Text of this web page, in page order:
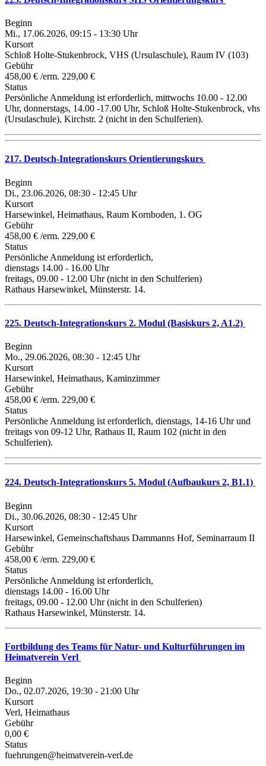
Beginn
Mi., 17.06.2026, 09:15 - 13:30 Uhr
Kursort
Schloß Holte-Stukenbrock, VHS (Ursulaschule), Raum IV (103)
Gebühr
458,00 € /erm. 229,00 €
Status
Persönliche Anmeldung ist erforderlich, mittwochs 10.00 - 12.00
Uhr, donnerstags, 14.00 -17.00 Uhr, Schloß Holte-Stukenbrock, vhs
(Ursulaschule), Kirchstr. 2 (nicht in den Schulferien).
217. Deutsch-Integrationskurs Orientierungskurs
Beginn
Di., 23.06.2026, 08:30 - 12:45 Uhr
Kursort
Harsewinkel, Heimathaus, Raum Kornboden, 1. OG
Gebühr
458,00 € /erm. 229,00 €
Status
Persönliche Anmeldung ist erforderlich,
dienstags 14.00 - 16.00 Uhr
freitags, 09.00 - 12.00 Uhr (nicht in den Schulferien)
Rathaus Harsewinkel, Münsterstr. 14.
225. Deutsch-Integrationskurs 2. Modul (Basiskurs 2, A1.2)
Beginn
Mo., 29.06.2026, 08:30 - 12:45 Uhr
Kursort
Harsewinkel, Heimathaus, Kaminzimmer
Gebühr
458,00 € /erm. 229,00 €
Status
Persönliche Anmeldung ist erforderlich, dienstags, 14-16 Uhr und
freitags von 09-12 Uhr, Rathaus II, Raum 102 (nicht in den
Schulferien).
224. Deutsch-Integrationskurs 5. Modul (Aufbaukurs 2, B1.1)
Beginn
Di., 30.06.2026, 08:30 - 12:45 Uhr
Kursort
Harsewinkel, Gemeinschaftshaus Dammanns Hof, Seminarraum II
Gebühr
458,00 € /erm. 229,00 €
Status
Persönliche Anmeldung ist erforderlich,
dienstags 14.00 - 16.00 Uhr
freitags, 09.00 - 12.00 Uhr (nicht in den Schulferien)
Rathaus Harsewinkel, Münsterstr. 14.
Fortbildung des Teams für Natur- und Kulturführungen im
Heimatverein Verl
Beginn
Do., 02.07.2026, 19:30 - 21:00 Uhr
Kursort
Verl, Heimathaus
Gebühr
0,00 €
Status
fuehrungen@heimatverein-verl.de